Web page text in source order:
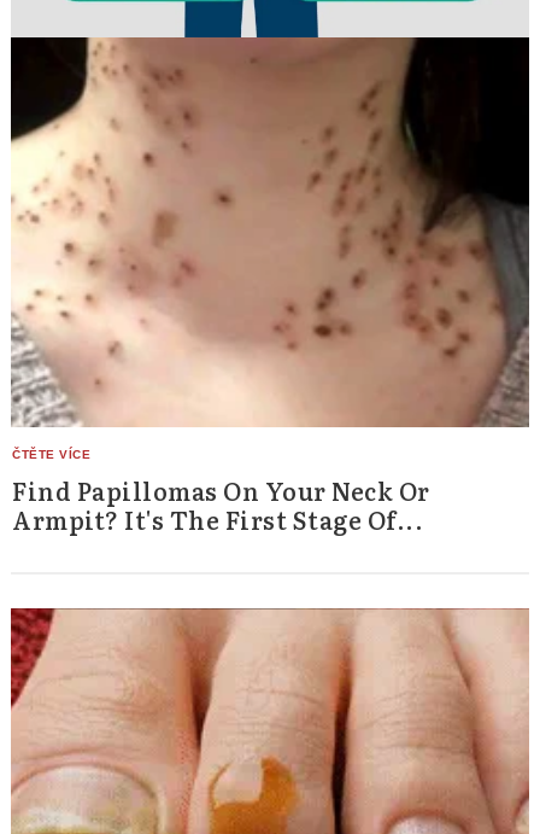
Find Papillomas On Your Neck Or
Armpit? It's The First Stage Of...